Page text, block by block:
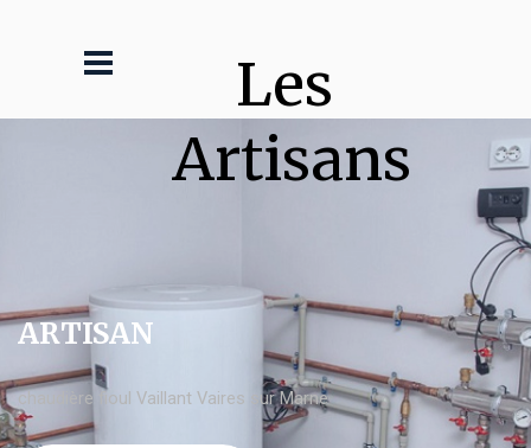
Les
Artisans
ARTISAN
chaudière fioul Vaillant Vaires sur Marne